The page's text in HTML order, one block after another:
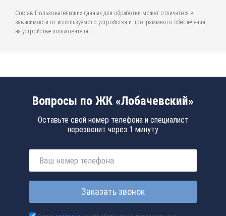
Состав Пользовательских данных для обработки может отличаться в
зависимости от используемого устройства и программного обеспечения
на устройстве пользователя.
Вопросы по ЖК «Лобачевский»
Оставьте свой номер телефона и специалист
перезвонит через 1 минуту
Заказать звонок